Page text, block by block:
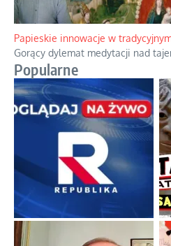
Kamienie i siekiery przeciw
Gorzka analityka decyzji